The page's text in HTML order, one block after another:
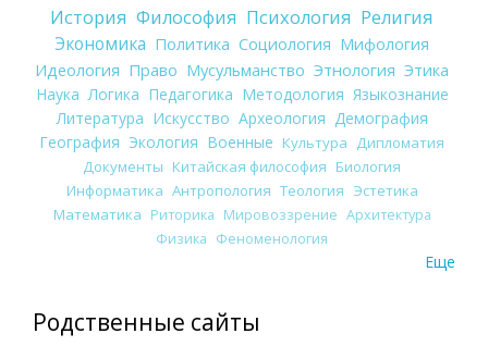
История Философия Психология Религия
Экономика Политика Социология Мифология
Идеология Право Мусульманство Этнология Этика
Наука Логика Педагогика Методология Языкознание
Литература Искусство Археология Демография
География Экология Военные Культура
Дипломатия
Документы Китайская философия Биология
Информатика Антропология Теология Эстетика
Математика Риторика Мировоззрение Архитектура
Физика Феноменология
Еще
Родственные сайты